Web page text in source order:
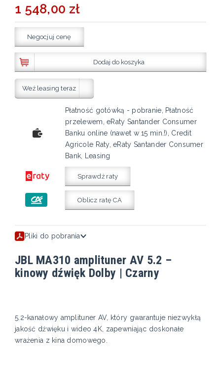
1 548,00 zł
Negocjuj cenę
Dodaj do koszyka
Weź leasing teraz
Płatność gotówką - pobranie, Płatność
przelewem, eRaty Santander Consumer
Banku online (nawet w 15 min.!), Credit
Agricole Raty, eRaty Santander Consumer
Bank, Leasing
Sprawdź raty
Oblicz ratę CA
Pliki do pobrania
JBL MA310 amplituner AV 5.2 –
kinowy dźwięk Dolby | Czarny
5.2-kanałowy amplituner AV, który gwarantuje niezwykłą
jakość dźwięku i wideo 4K, zapewniając doskonałe
wrażenia z kina domowego.